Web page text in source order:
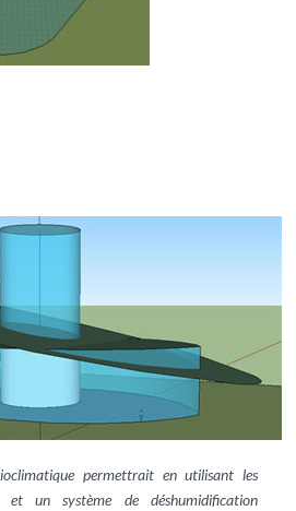
permettrait en utilisant les
et un système de déshumidification